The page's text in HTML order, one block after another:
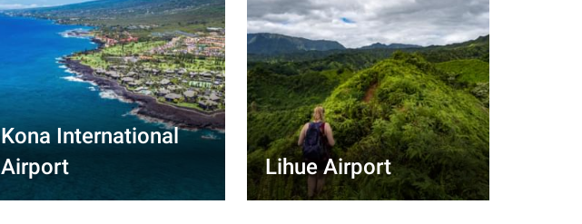
Kona International
Airport
Lihue Airport